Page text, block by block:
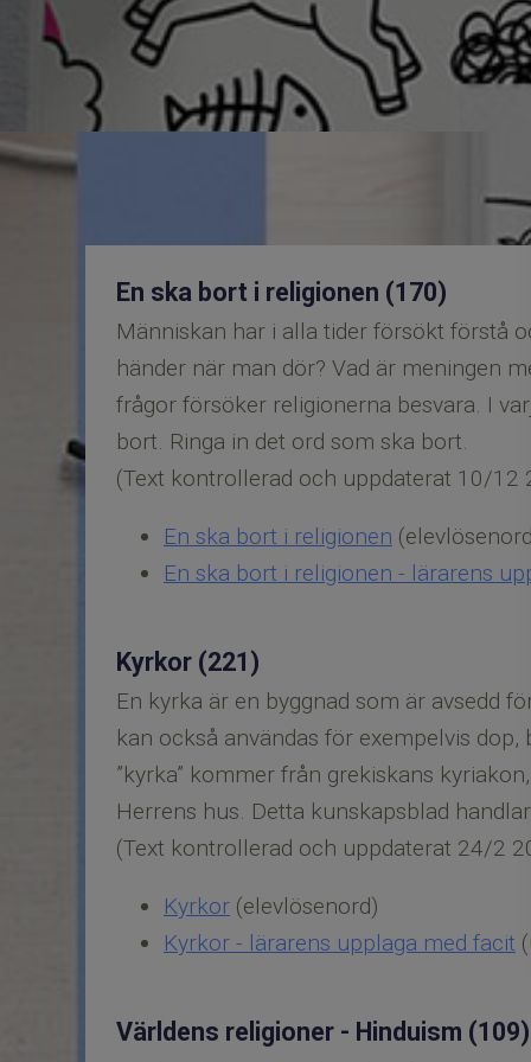
En ska bort i religionen (170)
Människan har i alla tider försökt förstå
händer när man dör? Vad är meningen
frågor försöker religionerna besvara. I
bort. Ringa in det ord som ska bort.
(Text kontrollerad och uppdaterat 10/12
En ska bort i religionen
En ska bort i religionen - lärarens
Kyrkor (221)
En kyrka är en byggnad som är avsedd
kan också användas för exempelvis dop,
”kyrka” kommer från grekiskans
Herrens hus. Detta kunskapsblad
(Text kontrollerad och uppdaterat 24/2
Kyrkor (elevlösenord)
Kyrkor - lärarens upplaga med facit
Världens religioner - Hinduism (109)